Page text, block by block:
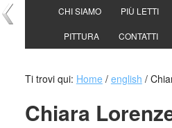
CHI SIAMO PIÙ LETTI
PITTURA CONTATTI
Ti trovi qui: Home / english /
Chiara